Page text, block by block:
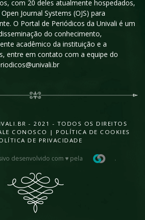
com 20 deles atualmente hospedados,
Journal Systems (OJS) para
O Portal de Periódicos da Univali é um
do conhecimento,
acadêmico da instituição e a
entre em contato com a equipe do
- 2021 - TODOS OS DIREITOS
CONOSCO | POLÍTICA DE COOKIES
DE PRIVACIDADE
desenvolvido com ♥ pela .